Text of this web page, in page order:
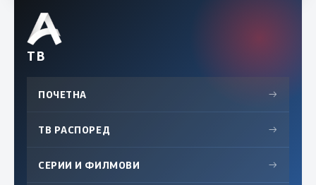
ТВ
ПОЧЕТНА →
ТВ РАСПОРЕД →
СЕРИИ И ФИЛМОВИ →